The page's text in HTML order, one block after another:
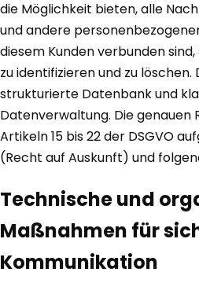
die Möglichkeit bieten, alle
und andere
diesem Kunden verbunden
zu identifizieren und zu
strukturierte Datenbank und
Datenverwaltung. Die genauen
Artikeln 15 bis 22 der DSGVO
(Recht auf Auskunft) und
Technische und
Maßnahmen für
Kommunikation